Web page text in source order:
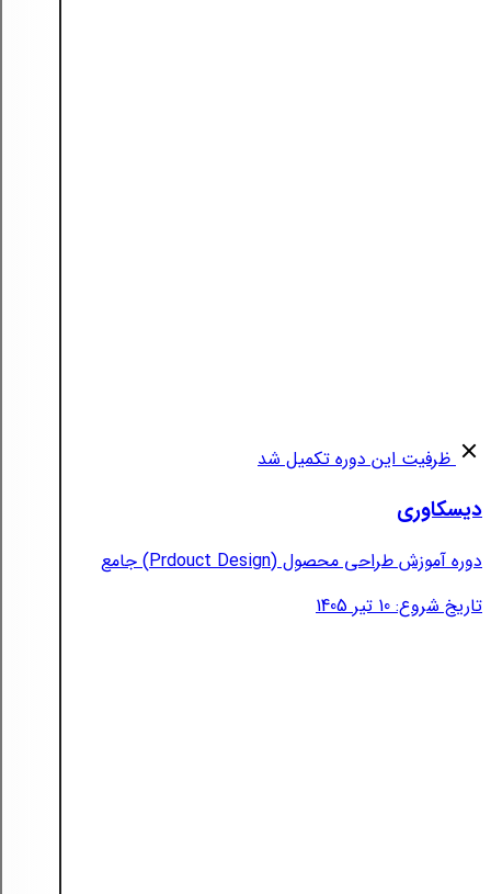
ظرفیت این دوره تکمیل شد
دیسکاوری
دوره آموزش طراحی محصول (Prdouct Design) جامع
تاریخ شروع: 10 تیر 1405